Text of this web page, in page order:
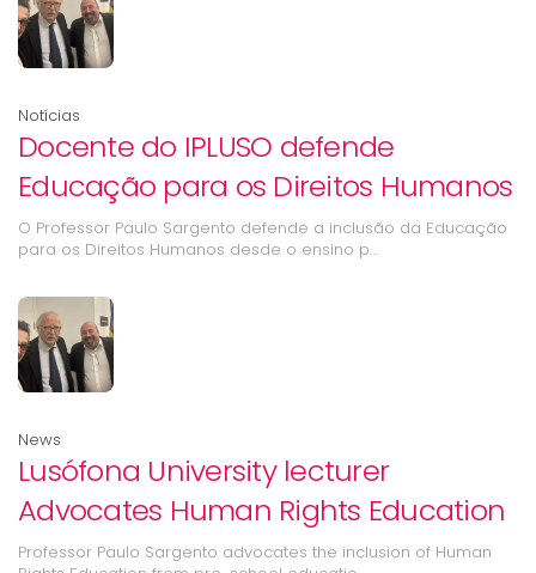
Notícias
Docente do IPLUSO defende
Educação para os Direitos Humanos
O Professor Paulo Sargento defende a inclusão da Educação
para os Direitos Humanos desde o ensino p…
News
Lusófona University lecturer
Advocates Human Rights Education
Professor Paulo Sargento advocates the inclusion of Human